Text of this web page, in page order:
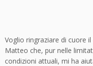
Voglio ringraziare di cuore il
Matteo che, pur nelle
condizioni attuali, mi ha